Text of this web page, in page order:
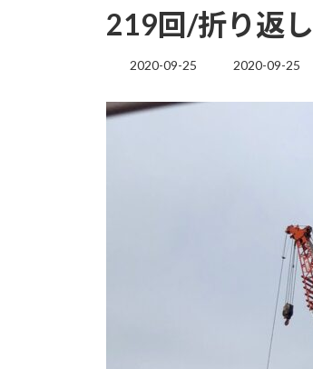
219回/折り返し
2020-09-25
最
2020-09-25